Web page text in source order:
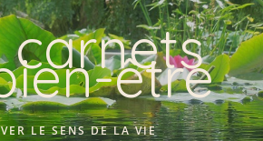
carnets
être
LE SENS DE LA VIE